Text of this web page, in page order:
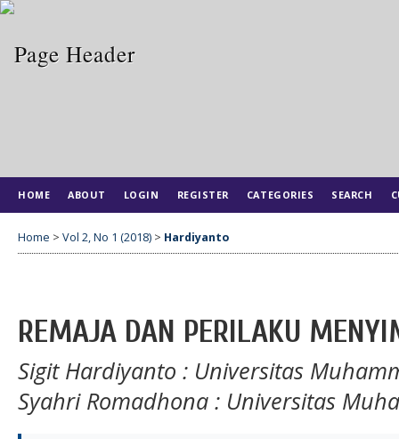
HOME ABOUT LOGIN REGISTER CATEGORIES SEARCH
Home > Vol 2, No 1 (2018) > Hardiyanto
REMAJA DAN PERILAKU
Sigit Hardiyanto : Universitas
Syahri Romadhona : Universitas